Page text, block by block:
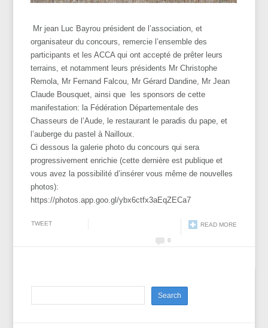
Mr jean Luc Bayrou président de l’association, et
organisateur duconcours , remercie l’ensemble des
participants et les ACCA qui ont accepté de prêter leurs
terrains, et notamment leurs présidents Mr Christophe
Remola, Mr Fernand Falcou, Mr Gérard Dandine, Mr Jean
Claude Bousquet, ainsi que les sponsors de cette
manifestation: la Fédération Départementale des
Chasseurs de l’Aude, le restaurant le paradis du pape, et
l’auberge du pastel à Nailloux.
Ci dessous la galerie photo duconcours qui sera
progressivement enrichie (cette dernière est publique et
vous avez la possibilité d’insérer vous même de nouvelles
photos):
https://photos.app.goo.gl/ybx6ctfx3aEqZECa7
TWEET READ MORE
0